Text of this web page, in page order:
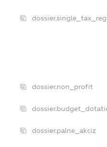
dossier.single_tax_reg
dossier.non_profit
dossier.palne_akciz